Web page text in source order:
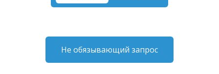
Не обязывающий запрос